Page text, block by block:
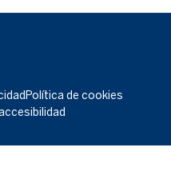
Política de cookies